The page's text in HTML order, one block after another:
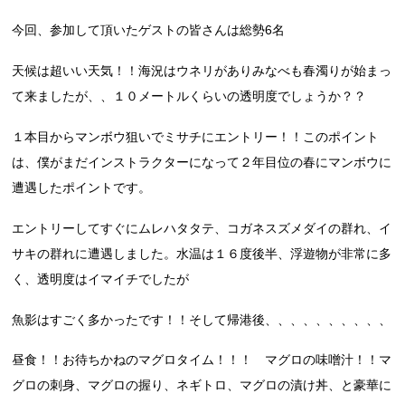
今回、参加して頂いたゲストの皆さんは総勢6名
天候は超いい天気！！海況はウネリがありみなべも春濁りが始まっ
て来ましたが、、１０メートルくらいの透明度でしょうか？？
１本目からマンボウ狙いでミサチにエントリー！！このポイント
は、僕がまだインストラクターになって２年目位の春にマンボウに
遭遇したポイントです。
エントリーしてすぐにムレハタタテ、コガネスズメダイの群れ、イ
サキの群れに遭遇しました。水温は１６度後半、浮遊物が非常に多
く、透明度はイマイチでしたが
魚影はすごく多かったです！！そして帰港後、、、、、、、、、、
昼食！！お待ちかねのマグロタイム！！！ マグロの味噌汁！！マ
グロの刺身、マグロの握り、ネギトロ、マグロの漬け丼、と豪華に